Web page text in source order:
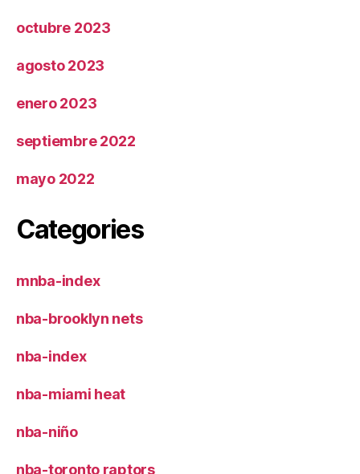
octubre 2023
agosto 2023
enero 2023
septiembre 2022
mayo 2022
Categories
mnba-index
nba-brooklyn nets
nba-index
nba-miami heat
nba-niño
nba-toronto raptors